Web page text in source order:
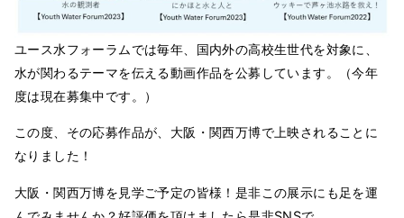
ユース水フォーラムでは毎年、国内外の高校生世代を対象に、
水が関わるテーマを伝える動画作品を公募しています。（今年
度は現在募集中です。）
この度、その応募作品が、大阪・関西万博で上映されることに
なりました！
大阪・関西万博を見学ご予定の皆様！是非この展示にも足を運